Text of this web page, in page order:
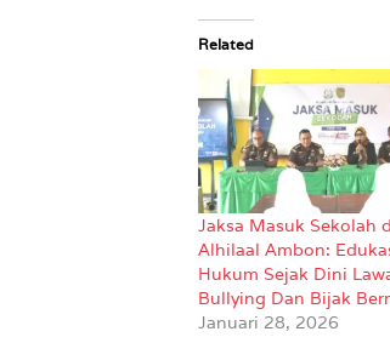
Related
Jaksa Masuk Sekolah
Alhilaal Ambon:
Hukum Sejak Dini
Bullying Dan Bijak
Januari 28, 2026